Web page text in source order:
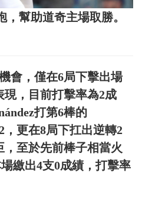
幫助道奇主場取勝。
會，僅在6局下擊出場
現，目前打擊率為2成
打第6棒的
更在8局下扛出逆轉2
至於先前棒子相當火
繳出4支0成績，打擊率